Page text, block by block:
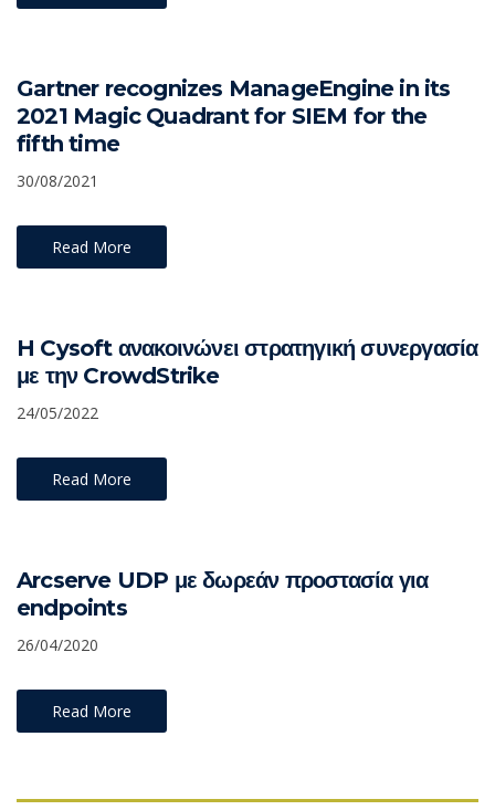
Gartner recognizes ManageEngine in its
2021 Magic Quadrant for SIEM for the
fifth time
30/08/2021
Read More
H Cysoft ανακοινώνει στρατηγική συνεργασία
με την CrowdStrike
24/05/2022
Read More
Arcserve UDP με δωρεάν προστασία για
endpoints
26/04/2020
Read More